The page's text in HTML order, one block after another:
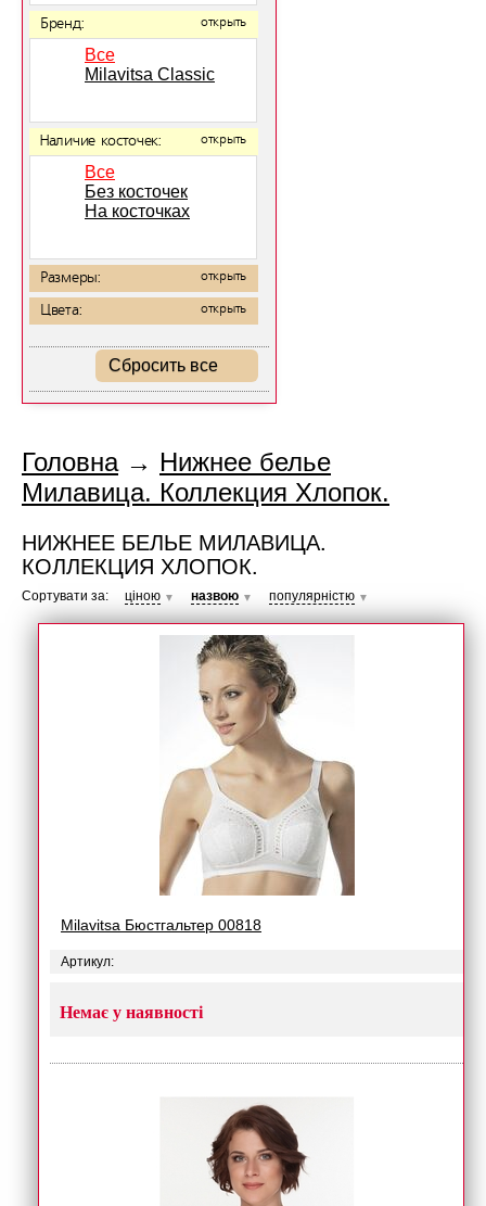
Бренд: открыть
Все
Milavitsa Classic
Наличие косточек: открыть
Все
Без косточек
На косточках
Размеры: открыть
Цвета: открыть
Сбросить все
Головна→ Нижнее белье
Милавица. Коллекция Хлопок.
НИЖНЕЕ БЕЛЬЕ МИЛАВИЦА.
КОЛЛЕКЦИЯ ХЛОПОК.
Сортувати за: ціною ▼ назвою ▼ популярністю ▼
Milavitsa Бюстгальтер 00818
Артикул:
Немає у наявності